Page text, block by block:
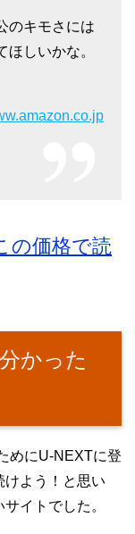
のキモさには
しいかな。
の価格で読
かった
めにU-NEXTに登
けよう！と思い
イトでした。